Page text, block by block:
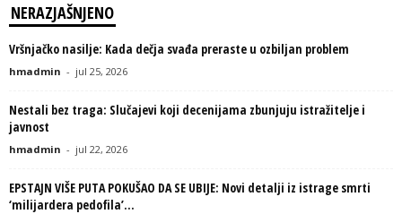
NERAZJAŠNJENO
Vršnjačko nasilje: Kada dečja svađa preraste u ozbiljan problem
hmadmin - jul 25, 2026
Nestali bez traga: Slučajevi koji decenijama zbunjuju istražitelje i
javnost
hmadmin - jul 22, 2026
EPSTAJN VIŠE PUTA POKUŠAO DA SE UBIJE: Novi detalji iz istrage smrti
‘milijardera pedofila’...